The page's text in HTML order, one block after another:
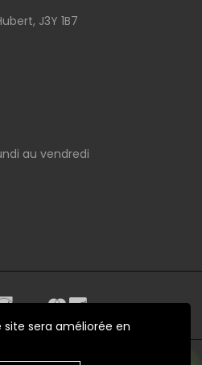
J3Y 1B7
au vendredi
sera améliorée en